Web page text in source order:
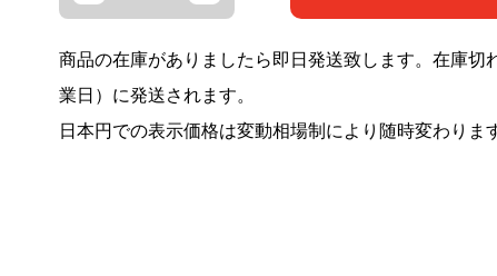
商品の在庫がありましたら即日発送致します。在庫切
業日）に発送されます。
日本円での表示価格は変動相場制により随時変わりま